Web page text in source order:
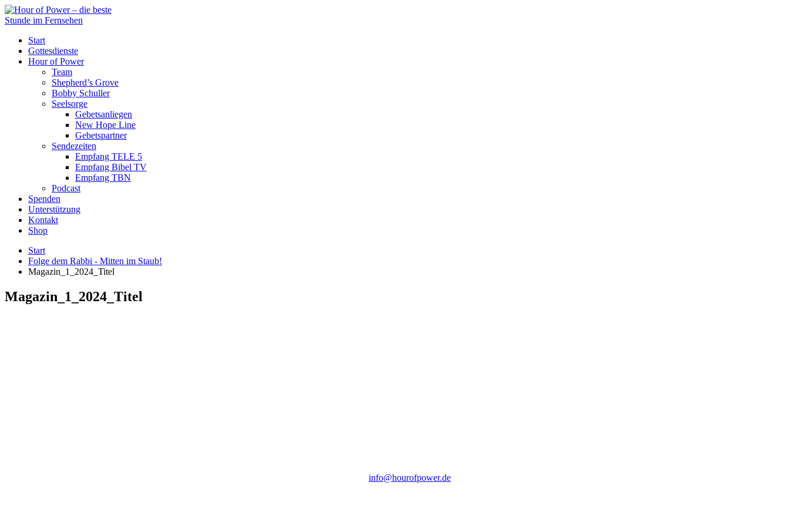
Start
Gottesdienste
Hour of Power
Team
Shepherd’s Grove
Bobby Schuller
Seelsorge
Gebetsanliegen
New Hope Line
Gebetspartner
Sendezeiten
Empfang TELE 5
Empfang Bibel TV
Empfang TBN
Podcast
Spenden
Unterstützung
Kontakt
Shop
Start
Folge dem Rabbi - Mitten im Staub!
Magazin_1_2024_Titel
Magazin_1_2024_Titel
info@hourofpower.de